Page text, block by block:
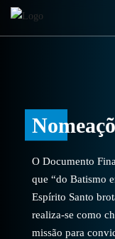
O Documento
que “do Batismo
Espírito Santo
realiza-se como
missão para